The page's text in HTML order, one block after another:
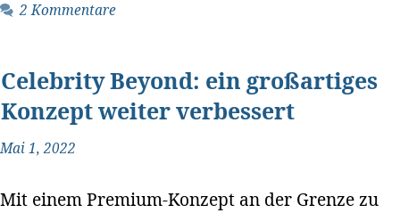
2 Kommentare
Celebrity Beyond: ein großartiges
Konzept weiter verbessert
Mai 1, 2022
Mit einem Premium-Konzept an der Grenze zu